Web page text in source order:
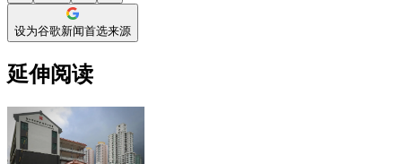
设为谷歌新闻首选来源
延伸阅读